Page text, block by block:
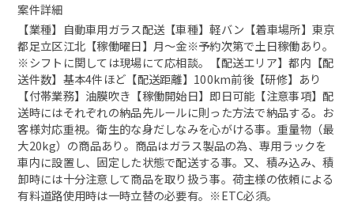
案件詳細
【業種】自動車用ガラス配送【車種】軽バン【着車場所】東京
都足立区江北【稼働曜日】月～金※予約次第で土日稼働あり。
※シフトに関しては現場にて応相談。【配送エリア】都内【配
送件数】基本4件ほど【配送距離】100km前後【研修】あり
【付帯業務】油膜吹き【稼働開始日】即日可能【注意事項】配
送時にはそれぞれの納品先ルールに則った方法で納品する。お
客様対応重視。衛生的な身だしなみを心がける事。重量物（最
大20kg）の商品あり。商品はガラス製品の為、専用ラックを
車内に設置し、固定した状態で配送する事。又、積み込み、積
卸時には十分注意して商品を取り扱う事。荷主様の依頼による
有料道路使用時は一時立替の必要有。※ETC必須。